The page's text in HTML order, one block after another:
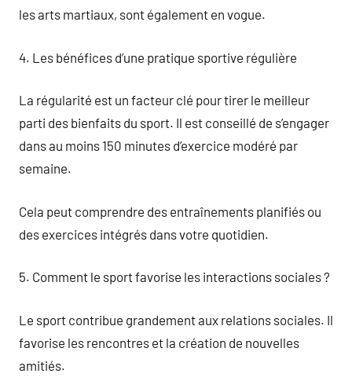
les arts martiaux, sont également en vogue.
4. Les bénéfices d’une pratique sportive régulière
La régularité est un facteur clé pour tirer le meilleur
parti des bienfaits du sport. Il est conseillé de s’engager
dans au moins 150 minutes d’exercice modéré par
semaine.
Cela peut comprendre des entraînements planifiés ou
des exercices intégrés dans votre quotidien.
5. Comment le sport favorise les interactions sociales ?
Le sport contribue grandement aux relations sociales. Il
favorise les rencontres et la création de nouvelles
amitiés.